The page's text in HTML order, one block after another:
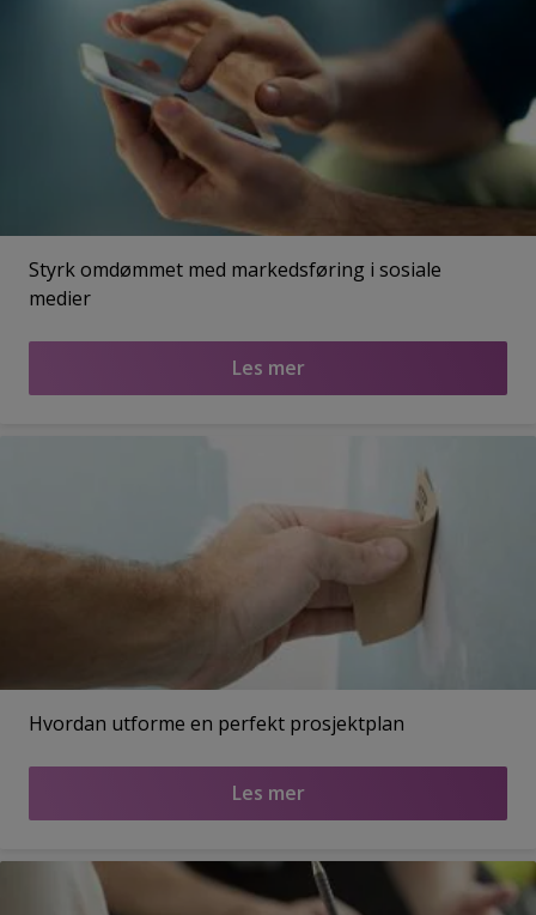
Styrk omdømmet med markedsføring i sosiale
medier
Les mer
Hvordan utforme en perfekt prosjektplan
Les mer